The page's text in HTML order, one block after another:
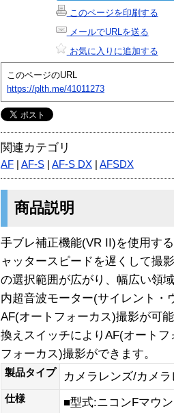
このページを印刷する
メールでURLを送る
お気に入りに追加する
このページのURL
https://plth.me/41011273
関連カテゴリ
AF AF-S AF-S DX AFSDX
商品説明
手ブレ補正機能(VR II)を使用す
ャッタースピードを遅くして撮
の選択範囲が広がり、幅広い領
内超音波モーター(サイレント・
AF(オートフォーカス)撮影が可
換えスイッチによりAF(オート
フォーカス)撮影ができます。
製品タイプ カメラレンズ/カメ
仕様
■型式:ニコンFマウ